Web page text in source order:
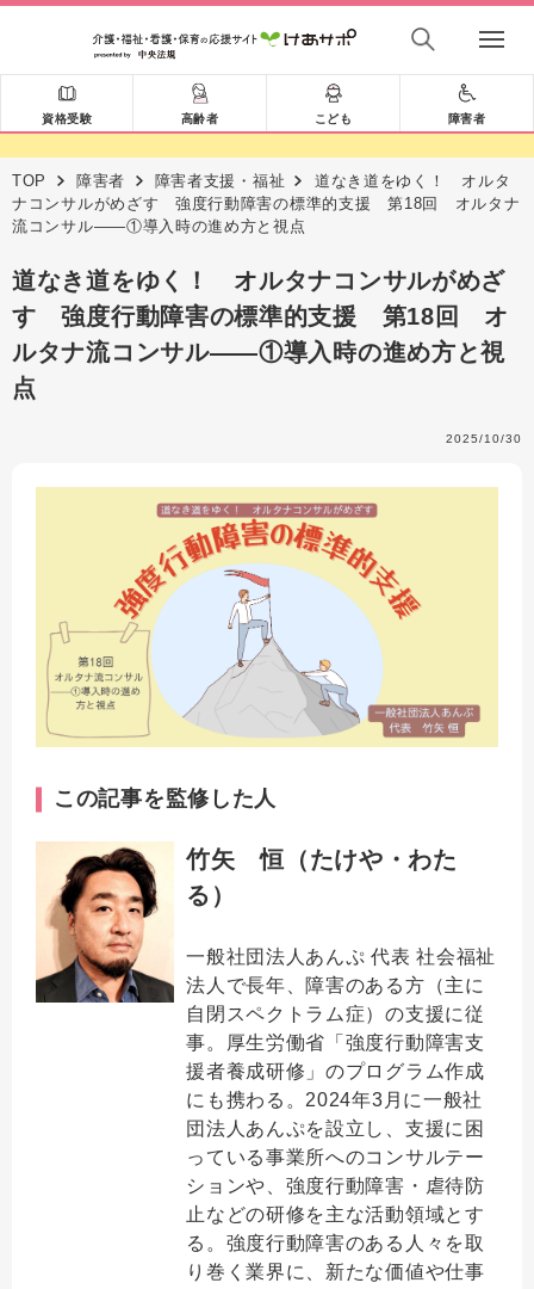
資格受験 高齢者 こども 障害者
TOP 障害者 障害者支援・福祉
道なき道をゆく！ オルタ
ナコンサルがめざす 強度行動障害の標準的支援 第18回 オルタナ
流コンサル――①導入時の進め方と視点
道なき道をゆく！ オルタナコンサルがめざ
す 強度行動障害の標準的支援 第18回 オ
ルタナ流コンサル――①導入時の進め方と視
点
2025/10/30
この記事を監修した人
竹矢 恒（たけや・わた
る）
一般社団法人あんぷ 代表 社会福祉
法人で長年、障害のある方（主に
自閉スペクトラム症）の支援に従
事。厚生労働省「強度行動障害支
援者養成研修」のプログラム作成
にも携わる。2024年3月に一般社
団法人あんぷを設立し、支援に困
っている事業所へのコンサルテー
ションや、強度行動障害・虐待防
止などの研修を主な活動領域とす
る。強度行動障害のある人々を取
り巻く業界に、新たな価値や仕事